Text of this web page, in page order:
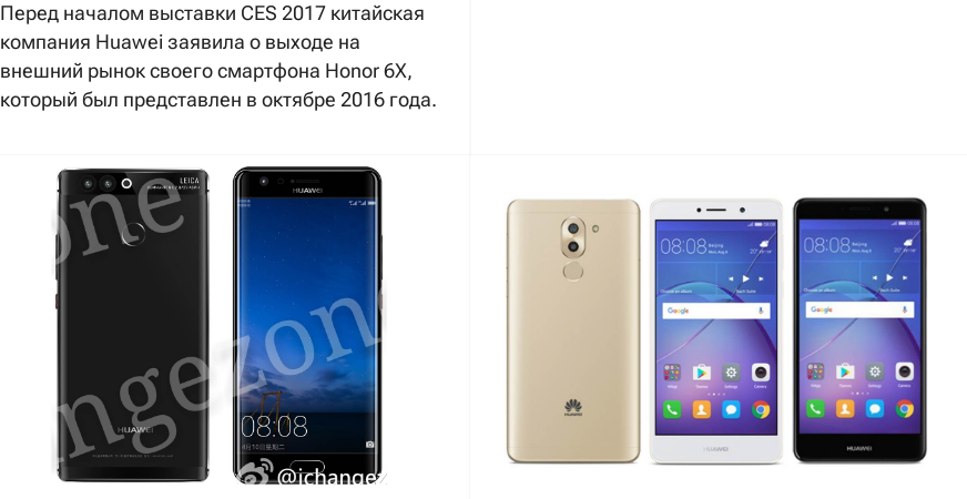
Перед началом выставки CES 2017 китайская
компания Huawei заявила о выходе на
внешний рынок своего смартфона Honor 6X,
который был представлен в октябре 2016 года.